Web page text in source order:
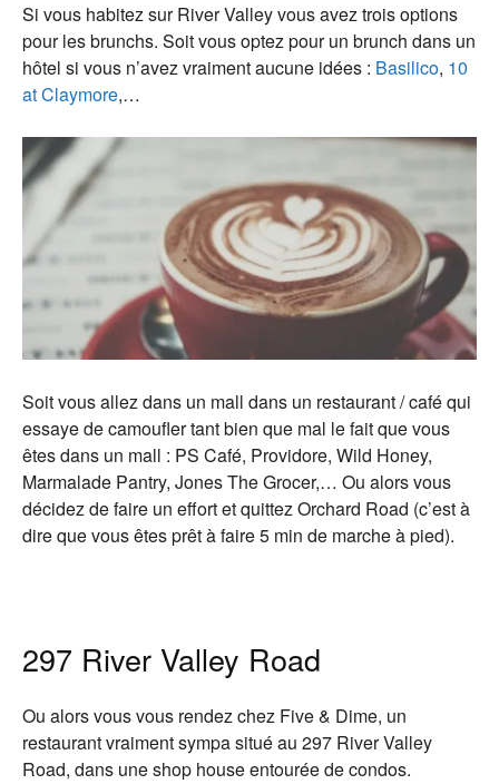
Si vous habitez sur River Valley vous avez trois options
pour les brunchs. Soit vous optez pour un brunch dans un
hôtel si vous n’avez vraiment aucune idées : Basilico, 10
at Claymore,…
Soit vous allez dans un mall dans un restaurant / café qui
essaye de camoufler tant bien que mal le fait que vous
êtes dans un mall : PS Café, Providore, Wild Honey,
Marmalade Pantry, Jones The Grocer,… Ou alors vous
décidez de faire un effort et quittez Orchard Road (c’est à
dire que vous êtes prêt à faire 5 min de marche à pied).
297 River Valley Road
Ou alors vous vous rendez chez Five & Dime, un
restaurant vraiment sympa situé au 297 River Valley
Road, dans une shop house entourée de condos.